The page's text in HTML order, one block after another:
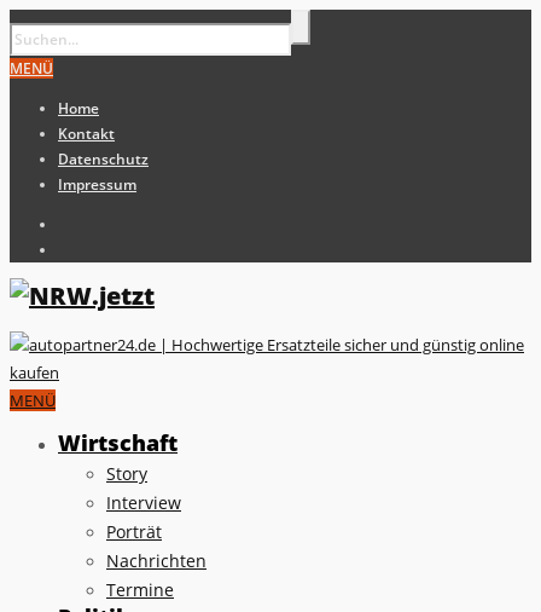
MENÜ
Home
Kontakt
Datenschutz
Impressum
MENÜ
Wirtschaft
Story
Interview
Porträt
Nachrichten
Termine